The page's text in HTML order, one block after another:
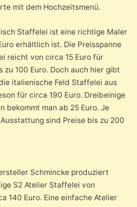
mit dem Hochzeitsmenü.
Staffelei ist eine richtige Maler
erhältlich ist. Die Preisspanne
reicht von circa 15 Euro für
zu 100 Euro. Doch auch hier gibt
italienische Feld Staffelei aus
für circa 190 Euro. Dreibeinige
bekommt man ab 25 Euro. Je
sind Preise bis zu 200
Schmincke produziert
S2 Atelier Staffelei von
140 Euro. Eine einfache Atelier